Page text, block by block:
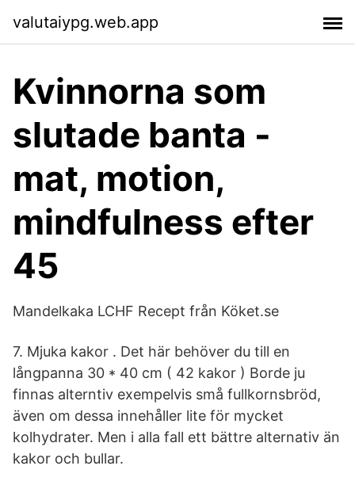
valutaiypg.web.app
Kvinnorna som
slutade banta -
mat, motion,
mindfulness efter
45
Mandelkaka LCHF Recept från Köket.se
7. Mjuka kakor . Det här behöver du till en
långpanna 30 * 40 cm ( 42 kakor ) Borde ju
finnas alterntiv exempelvis små fullkornsbröd,
även om dessa innehåller lite för mycket
kolhydrater. Men i alla fall ett bättre alternativ än
kakor och bullar.